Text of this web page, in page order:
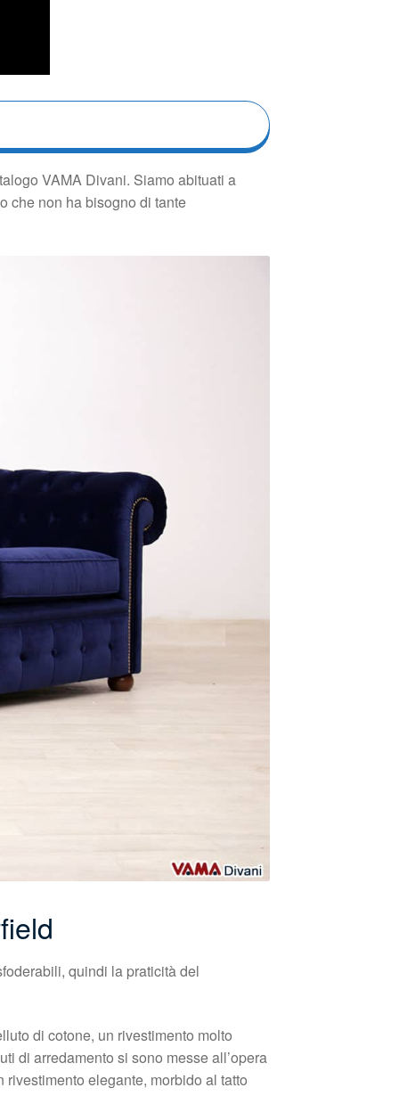
VAMA Divani. Siamo abituati a
che non ha bisogno di tante
quindi la praticità del
di cotone, un rivestimento molto
di arredamento si sono messe all’opera
elegante, morbido al tatto